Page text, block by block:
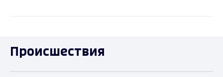
Происшествия